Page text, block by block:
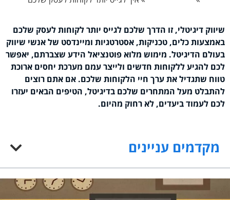
שיווק דיגיטלי, זו הדרך שלכם לגייס יותר לקוחות לעסק שלכם
באמצעות כלים, טכניקות, אסטרטגיות ומיינדסט של אנשי שיווק
בעולם הדיגיטל. מימוש מלוא פוטנציאל הידע שצברתם, יאפשר
לכם להגיע ללקוחות חדשים ולייצר עמם מערכת יחסים ארוכת
טווח שתגדיל את ערך חיי הלקוחות שלכם. אם אתם רוצים
להתבלט מעל המתחרים שלכם בדיגיטל, הטיפים הבאים יעזרו
לכם לעמוד ביעדים, לא רחוק מהיום.
מקדמים עניינים